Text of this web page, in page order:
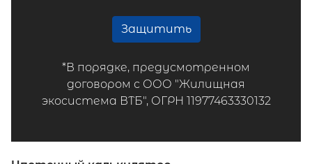
Защитить
*В порядке, предусмотренном
договором с ООО "Жилищная
экосистема ВТБ", ОГРН 11977463330132